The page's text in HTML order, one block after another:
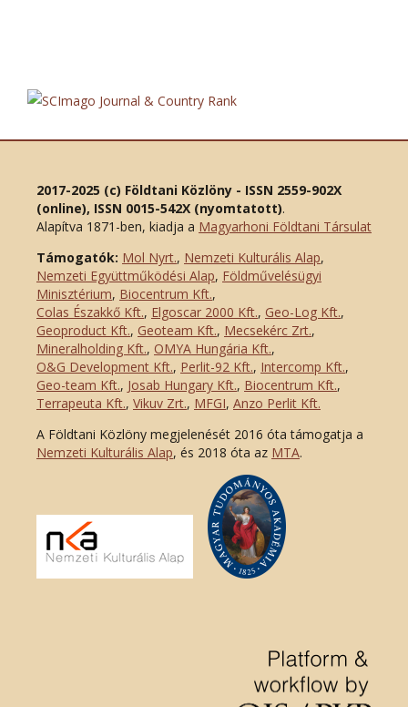
2017-2025 (c) Földtani Közlöny - ISSN 2559-902X
(online), ISSN 0015-542X (nyomtatott).
Alapítva 1871-ben, kiadja a Magyarhoni Földtani Társulat
Támogatók: Mol Nyrt., Nemzeti Kulturális Alap,
Nemzeti Együttműködési Alap, Földművelésügyi
Minisztérium, Biocentrum Kft.,
Colas Északkő Kft., Elgoscar 2000 Kft., Geo-Log Kft.,
Geoproduct Kft., Geoteam Kft., Mecsekérc Zrt.,
Mineralholding Kft., OMYA Hungária Kft.,
O&G Development Kft., Perlit-92 Kft., Intercomp Kft.,
Geo-team Kft., Josab Hungary Kft., Biocentrum Kft.,
Terrapeuta Kft., Vikuv Zrt., MFGI, Anzo Perlit Kft.
A Földtani Közlöny megjelenését 2016 óta támogatja a
Nemzeti Kulturális Alap, és 2018 óta az MTA.